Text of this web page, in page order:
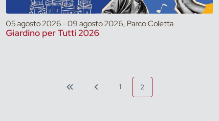
05 agosto 2026 - 09 agosto 2026, Parco Coletta
Giardino per Tutti 2026
1 2